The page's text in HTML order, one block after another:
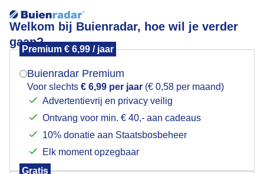
Welkom bij Buienradar, hoe wil je verder
gaan?
Premium € 6,99 / jaar
Buienradar Premium
Voor slechts € 6,99 per jaar (€ 0,58 per maand)
Advertentievrij en privacy veilig
Ontvang voor min. € 40,- aan cadeaus
10% donatie aan Staatsbosbeheer
Elk moment opzegbaar
Gratis
Herfstkleuren.
Mogen we je locatie gebruiken voor het
Indien je hier nog geen akkoord op hebt gegeven,
verschijnt er zo een pop-up uit je browser waarin